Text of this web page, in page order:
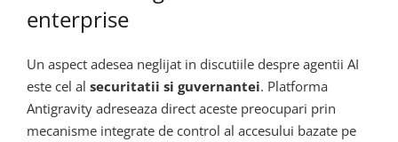
enterprise
Un aspect adesea neglijat in discutiile despre agentii AI
este cel al securitatii si guvernantei. Platforma
Antigravity adreseaza direct aceste preocupari prin
mecanisme integrate de control al accesului bazate pe